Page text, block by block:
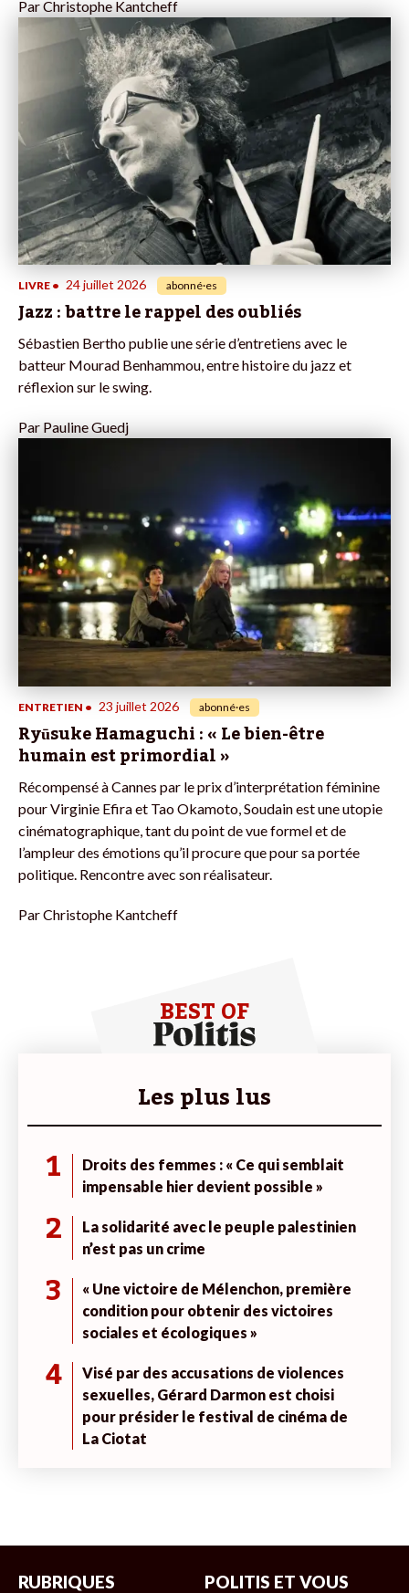
ParChristophe Kantcheff
LIVRE • 24 juillet 2026 abonné·es
Jazz : battre le rappel des oubliés
Sébastien Bertho publie une série d’entretiens avec le
batteur Mourad Benhammou, entre histoire du jazz et
réflexion sur le swing.
Par Pauline Guedj
ENTRETIEN • 23 juillet 2026 abonné·es
Ryūsuke Hamaguchi : « Le bien-être
humain est primordial »
Récompensé à Cannes par le prix d’interprétation féminine
pour Virginie Efira et Tao Okamoto, Soudain est une utopie
cinématographique, tant du point de vue formel et de
l’ampleur des émotions qu’il procure que pour sa portée
politique. Rencontre avec son réalisateur.
ParChristophe Kantcheff
BEST OF
Les plus lus
1
Droits des femmes : « Ce qui semblait
impensable hier devient possible »
2
La solidarité avec le peuple palestinien
n’est pas un crime
3
« Une victoire de Mélenchon, première
condition pour obtenir des victoires
sociales et écologiques »
4
Visé par des accusations de violences
sexuelles, Gérard Darmon est choisi
pour présider le festival de cinéma de
La Ciotat
RUBRIQUES POLITIS ET VOUS